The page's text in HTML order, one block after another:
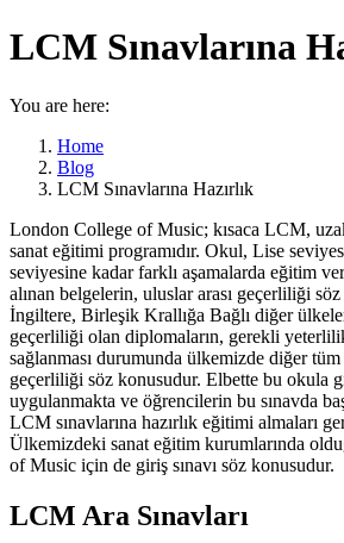
LCM Sınavlarına
You are here:
Home
Blog
LCM Sınavlarına Hazırlık
London College of Music; kısaca LCM,
sanat eğitimi programıdır. Okul, Lise
seviyesine kadar farklı aşamalarda eğitim
alınan belgelerin, uluslar arası geçerliliği
İngiltere, Birleşik Krallığa Bağlı diğer
geçerliliği olan diplomaların, gerekli
sağlanması durumunda ülkemizde diğer
geçerliliği söz konusudur. Elbette bu okula
uygulanmakta ve öğrencilerin bu sınavda
LCM sınavlarına hazırlık eğitimi almaları
Ülkemizdeki sanat eğitim kurumlarında
of Music için de giriş sınavı söz konusudur.
LCM Ara Sınavları